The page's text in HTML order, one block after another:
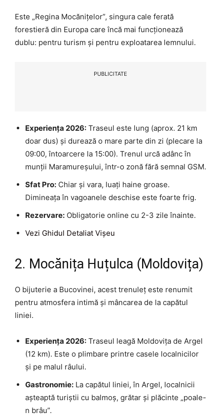
Este „Regina Mocănițelor”, singura cale ferată
forestieră din Europa care încă mai funcționează
dublu: pentru turism și pentru exploatarea lemnului.
PUBLICITATE
Experiența 2026: Traseul este lung (aprox. 21 km
doar dus) și durează o mare parte din zi (plecare la
09:00, întoarcere la 15:00). Trenul urcă adânc în
munții Maramureșului, într-o zonă fără semnal GSM.
Sfat Pro: Chiar și vara, luați haine groase.
Dimineața în vagoanele deschise este foarte frig.
Rezervare: Obligatorie online cu 2-3 zile înainte.
Vezi Ghidul Detaliat Vișeu
2. Mocănița Huțulca (Moldovița)
O bijuterie a Bucovinei, acest trenuleț este renumit
pentru atmosfera intimă și mâncarea de la capătul
liniei.
Experiența 2026: Traseul leagă Moldovița de Argel
(12 km). Este o plimbare printre casele localnicilor
și pe malul râului.
Gastronomie: La capătul liniei, în Argel, localnicii
așteaptă turiștii cu balmoș, grătar și plăcinte „poale-
n brâu”.